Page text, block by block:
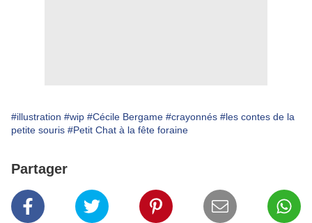
#illustration #wip #Cécile Bergame #crayonnés #les contes de la
petite souris #Petit Chat à la fête foraine
Partager